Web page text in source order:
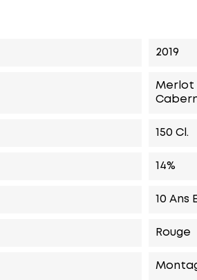
2019
Merlot
150 Cl.
14%
10 Ans
Rouge